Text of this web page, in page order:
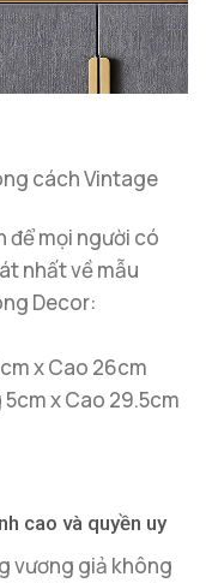
cách Vintage
để mọi người có
nhất về mẫu
Decor:
x Cao 26cm
5cm x Cao 29.5cm
cao và quyền uy
vương giả không